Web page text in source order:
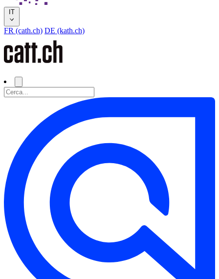
IT
FR (cath.ch) DE (kath.ch)